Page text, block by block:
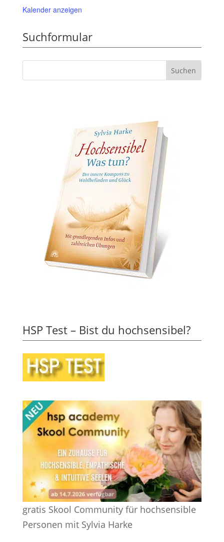
Kalender anzeigen
Suchformular
HSP Test – Bist du hochsensibel?
gratis Skool Community für hochsensible
Personen mit Sylvia Harke